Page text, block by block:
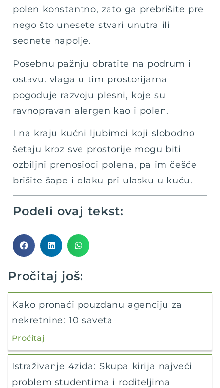
polen konstantno, zato ga prebrišite pre
nego što unesete stvari unutra ili
sednete napolje.
Posebnu pažnju obratite na podrum i
ostavu: vlaga u tim prostorijama
pogoduje razvoju plesni, koje su
ravnopravan alergen kao i polen.
I na kraju kućni ljubimci koji slobodno
šetaju kroz sve prostorije mogu biti
ozbiljni prenosioci polena, pa im češće
brišite šape i dlaku pri ulasku u kuću.
Podeli ovaj tekst:
Pročitaj još:
Kako pronaći pouzdanu agenciju za
nekretnine: 10 saveta
Pročitaj
Istraživanje 4zida: Skupa kirija najveći
problem studentima i roditeljima